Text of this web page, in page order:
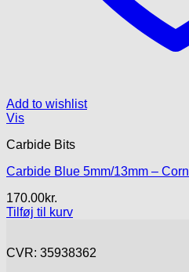
Add to wishlist
Vis
Carbide Bits
Carbide Blue 5mm/13mm – Corn
170.00kr.
Tilføj til kurv
CVR: 35938362